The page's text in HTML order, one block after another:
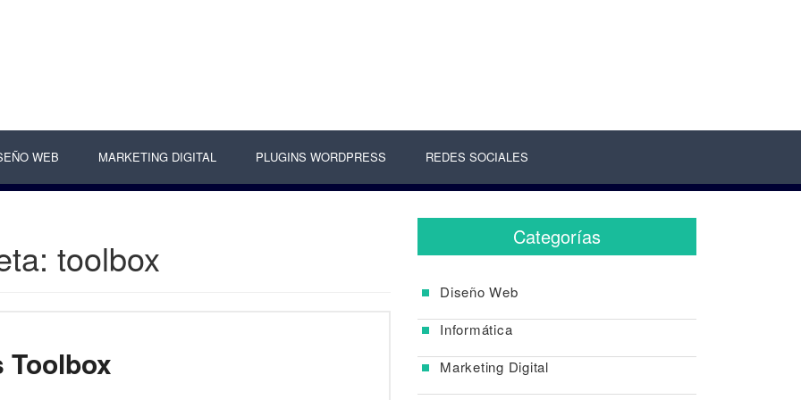
WEB MARKETING DIGITAL PLUGINS WORDPRESS REDES SOCIALES
toolbox
Toolbox
Categorías
Diseño Web
Informática
Marketing Digital